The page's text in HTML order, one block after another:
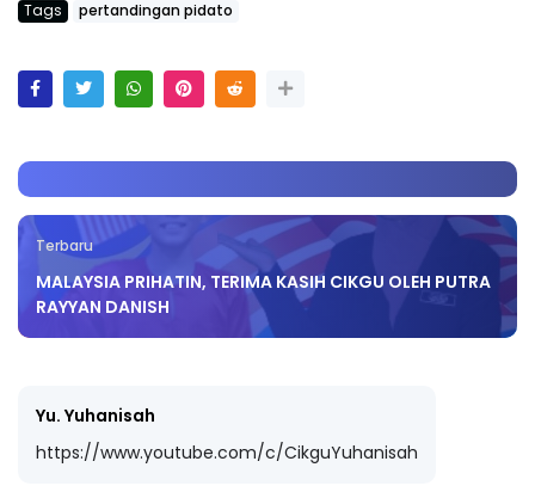
Tags pertandingan pidato
Terbaru
MALAYSIA PRIHATIN, TERIMA KASIH CIKGU OLEH PUTRA
RAYYAN DANISH
Yu. Yuhanisah
https://www.youtube.com/c/CikguYuhanisah